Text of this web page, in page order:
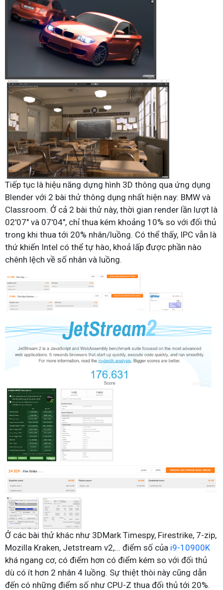
Tiếp tục là hiệu năng dựng hình 3D thông qua ứng dụng
Blender với 2 bài thử thông dụng nhất hiện nay: BMW và
Classroom. Ở cả 2 bài thử này, thời gian render lần lượt là
02'07" và 07'04", chỉ thua kém khoảng 10% so với đối thủ
trong khi thua tới 20% nhân/luồng. Có thể thấy, IPC vẫn là
thứ khiến Intel có thể tự hào, khoả lấp được phần nào
chênh lệch về số nhân và luồng.
Ở các bài thử khác như 3DMark Timespy, Firestrike, 7-zip,
Mozilla Kraken, Jetstream v2,... điểm số của i9-10900K
khá ngang cơ, có điểm hơn có điểm kém so với đối thủ
dù có ít hơn 2 nhân 4 luồng. Sự thiệt thòi này cũng dẫn
đến có những điểm số như CPU-Z thua đối thủ tới 20%.